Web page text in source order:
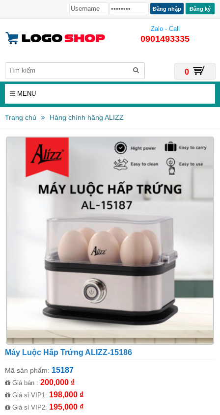
Đăng ký
Zalo - Call
0901493335
0
MENU
Trang chủ Hàng chính hãng ALIZZ
Máy Luộc Hấp Trứng ALIZZ-15186
Mã sản phẩm: 15187
Giá bán : 200,000 ₫
Giá sỉ VIP1: 198,000 ₫
Giá sỉ VIP2: 195,000 ₫